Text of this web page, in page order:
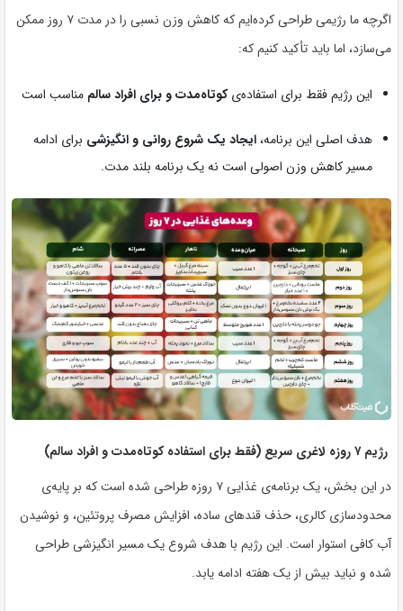
اگرچه ما رژیمی طراحی کرده‌ایم که کاهش وزن نسبی را در مدت ۷ روز ممکن
می‌سازد، اما باید تأکید کنیم که:
این رژیم فقط برای استفاده‌یکوتاه‌مدت و برای افراد سالم مناسب است
هدف اصلی این برنامه،ایجاد یک شروع روانی و انگیزشی برای ادامه
مسیر کاهش وزن اصولی است نه یک برنامه بلند مدت.
رژیم ۷ روزه لاغری سریع (فقط برای استفاده کوتاه‌مدت و افراد سالم)
در این بخش، یک برنامه‌ی غذایی ۷ روزه طراحی شده است که بر پایه‌ی
محدودسازی کالری، حذف قندهای ساده، افزایش مصرف پروتئین، و نوشیدن
آب کافی استوار است. این رژیم با هدف شروع یک مسیر انگیزشی طراحی
شده و نباید بیش از یک هفته ادامه یابد.